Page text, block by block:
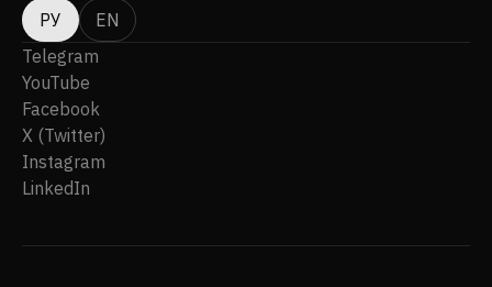
РУ
EN
Telegram
YouTube
Facebook
X (Twitter)
Instagram
LinkedIn